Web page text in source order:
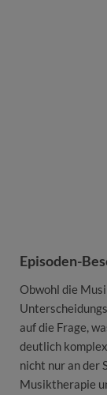
Episoden-
Obwohl die
auf die Frage,
deutlich
nicht nur an der
Musiktherapie